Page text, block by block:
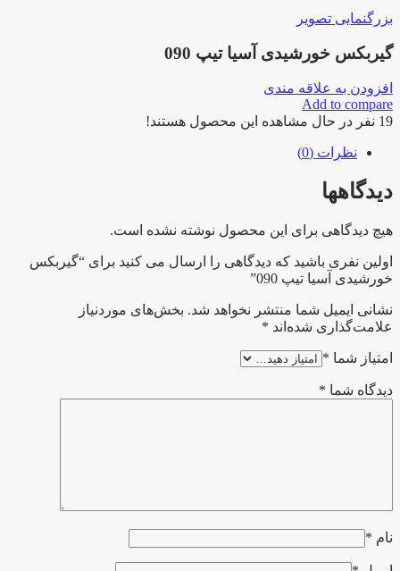
بزرگنمایی تصویر
گیربکس خورشیدی آسیا تیپ 090
افزودن به علاقه مندی
Add to compare
19 نفر در حال مشاهده این محصول هستند!
نظرات (0)
دیدگاهها
هیچ دیدگاهی برای این محصول نوشته نشده است.
اولین نفری باشید که دیدگاهی را ارسال می کنید برای “گیربکس
خورشیدی آسیا تیپ 090”
نشانی ایمیل شما منتشر نخواهد شد. بخش‌های موردنیاز
علامت‌گذاری شده‌اند *
امتیاز شما *
دیدگاه شما *
نام *